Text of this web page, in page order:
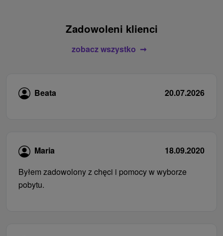
Zadowoleni klienci
zobacz wszystko
Beata 20.07.2026
Maria
18.09.2020
Byłem zadowolony z chęci i pomocy w wyborze
pobytu.